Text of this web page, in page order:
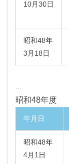
10月30日
昭和48年
3月18日
昭和48年度
年月日
昭和48年
4月1日